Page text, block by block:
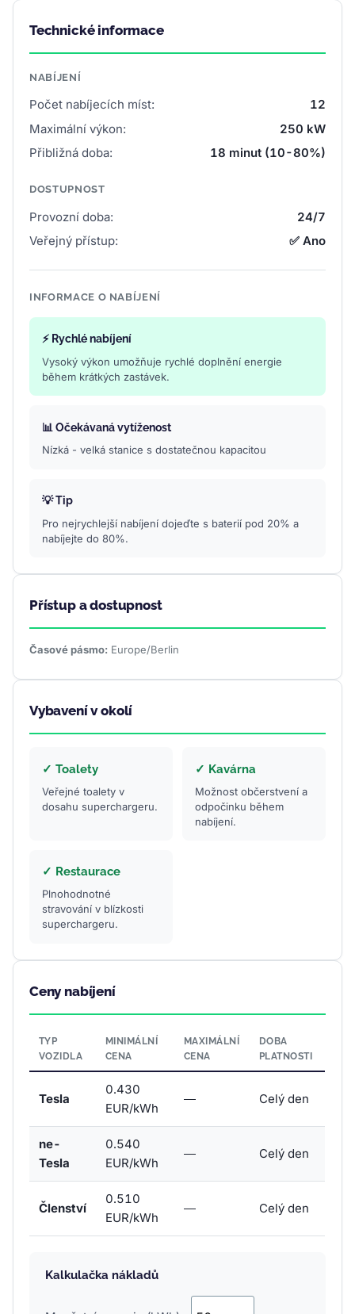
Technické informace
NABÍJENÍ
Počet nabíjecích míst:
12
Maximální výkon:
250 kW
Přibližná doba:
18 minut (10-80%)
DOSTUPNOST
Provozní doba:
24/7
Veřejný přístup:
✅ Ano
INFORMACE O NABÍJENÍ
⚡ Rychlé nabíjení
Vysoký výkon umožňuje rychlé doplnění energie
během krátkých zastávek.
📊 Očekávaná vytíženost
Nízká - velká stanice s dostatečnou kapacitou
💡 Tip
Pro nejrychlejší nabíjení dojeďte s baterií pod 20% a
nabíjejte do 80%.
Přístup a dostupnost
Časové pásmo: Europe/Berlin
Vybavení v okolí
✓ Toalety
Veřejné toalety v
dosahu superchargeru.
✓ Kavárna
Možnost občerstvení a
odpočinku během
nabíjení.
✓ Restaurace
Plnohodnotné
stravování v blízkosti
superchargeru.
Ceny nabíjení
TYP
VOZIDLA
MINIMÁLNÍ
CENA
MAXIMÁLNÍ
CENA
DOBA
PLATNOSTI
Tesla
0.430
EUR/kWh
— Celý den
ne-
Tesla
0.540
EUR/kWh
— Celý den
Členství
0.510
EUR/kWh
— Celý den
Kalkulačka nákladů